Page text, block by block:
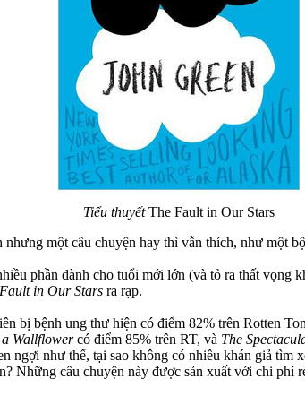
Tiểu thuyếtThe Fault in Our Stars
một câu chuyện hay thì vẫn thích, như một
phần dành cho tuổi mới lớn (và tỏ ra thất vọng
in Our Stars ra rạp.
bị bệnh ung thư hiện có điểm 82% trên Rotten
Wallflowercó điểm 85% trên RT, và The
ngợi như thế, tại sao không có nhiều khán giả
Những câu chuyện này được sản xuất với chi phí